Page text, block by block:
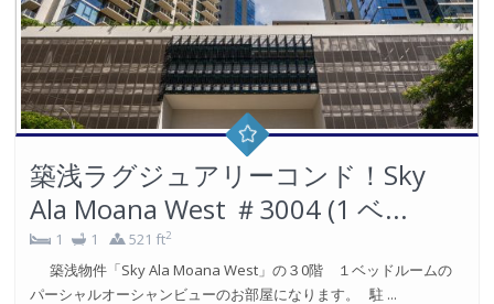
築浅ラグジュアリーコンド！Sky
Ala Moana West ＃3004 (1 ベ...
1 1 521 ft2
築浅物件「Sky Ala Moana West」の３0階 １ベッドルームの
パーシャルオーシャンビューのお部屋になります。 駐 ...